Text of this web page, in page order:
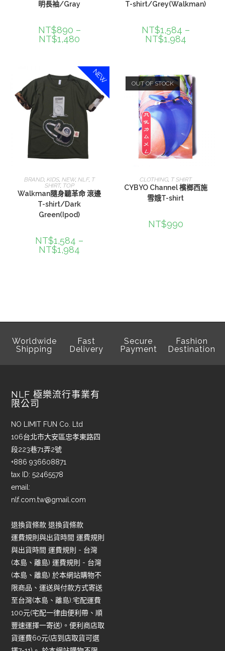
明長袖/Gray
NT$890 –
NT$1,480
T-shirt/Grey(Walkman)
NT$1,584 –
NT$1,984
NEW
選擇規格
BRAND, KIDS, NEW, NLF, T
SHIRT, TOP
Walkman隨身聽革命 滾邊
T-shirt/Dark
Green(Ipod)
NT$1,584 –
NT$1,984
OUT OF STOCK
選擇規格
CLOTHING, T SHIRT
CYBYO Channel 檳榔西施
雪娥T-shirt
NT$990
Worldwide
Shipping
Fast
Delivery
Secure
Payment
Fashion
Destination
NLF 極樂流行事業有
限公司
NO LIMIT FUN Co. Ltd
106台北市大安區忠孝東路四
段223巷71弄2號
+886 936608871
tax ID: 52465578
email:
nlf.com.tw@gmail.com
退換貨條款 退換貨條款
運費規則與出貨時間 運費規則
與出貨時間 運費規則 - 台灣
(本島、離島) 運費規則 - 台灣
(本島、離島) 於本網站購物不
限商品、運送與付款方式寄送
至台灣(本島、離島):宅配運費
100元(宅配一律由便利帶、順
豐速運擇一寄送)。便利商店取
貨運費60元(店到店取貨可選